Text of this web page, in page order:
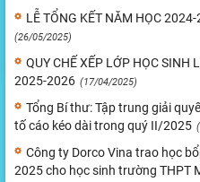
LỄ TỔNG KẾT NĂM HỌC
(26/05/2025)
QUY CHẾ XẾP LỚP HỌC SINH
2025-2026 (17/04/2025)
Tổng Bí thư: Tập trung giải
tố cáo kéo dài trong quý II/2025
Công ty Dorco Vina trao học
2025 cho học sinh trường THPT